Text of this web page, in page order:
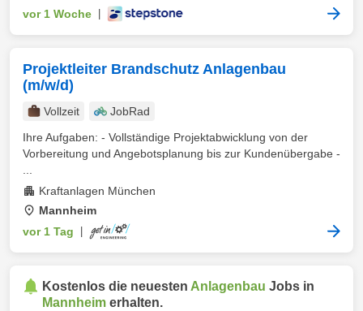
vor 1 Woche
Projektleiter Brandschutz Anlagenbau
(m/w/d)
Vollzeit
JobRad
Ihre Aufgaben: - Vollständige Projektabwicklung von der
Vorbereitung und Angebotsplanung bis zur Kundenübergabe -
Kraftanlagen München
Mannheim
vor 1 Tag
Kostenlos die neuesten Anlagenbau Jobs in
Mannheim erhalten.